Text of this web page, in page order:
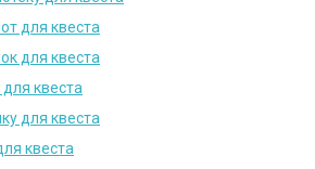
для квеста
для квеста
квеста
для квеста
квеста